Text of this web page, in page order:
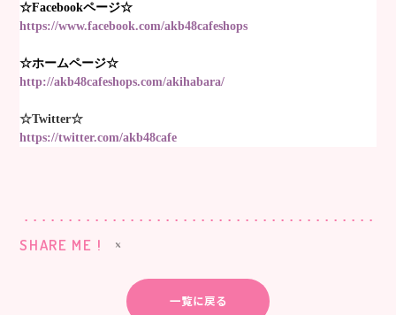
☆Facebookページ☆
https://www.facebook.com/akb48cafeshops
☆ホームページ☆
http://akb48cafeshops.com/akihabara/
☆Twitter☆
https://twitter.com/akb48cafe
SHARE ME !
一覧に戻る